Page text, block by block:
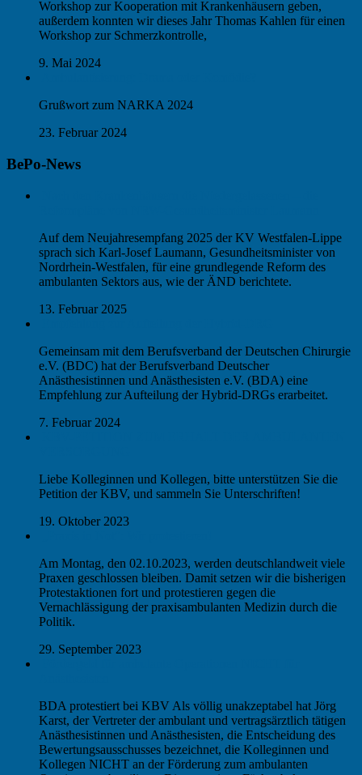
Workshop zur Kooperation mit Krankenhäusern geben,
außerdem konnten wir dieses Jahr Thomas Kahlen für einen
Workshop zur Schmerzkontrolle,
9. Mai 2024
Grußwort zum NARKA 2024
23. Februar 2024
BePo-News
Auf dem Neujahresempfang 2025 der KV Westfalen-Lippe
sprach sich Karl-Josef Laumann, Gesundheitsminister von
Nordrhein-Westfalen, für eine grundlegende Reform des
ambulanten Sektors aus, wie der ÄND berichtete.
13. Februar 2025
Gemeinsam mit dem Berufsverband der Deutschen Chirurgie
e.V. (BDC) hat der Berufsverband Deutscher
Anästhesistinnen und Anästhesisten e.V. (BDA) eine
Empfehlung zur Aufteilung der Hybrid-DRGs erarbeitet.
7. Februar 2024
Liebe Kolleginnen und Kollegen, bitte unterstützen Sie die
Petition der KBV, und sammeln Sie Unterschriften!
19. Oktober 2023
Am Montag, den 02.10.2023, werden deutschlandweit viele
Praxen geschlossen bleiben. Damit setzen wir die bisherigen
Protestaktionen fort und protestieren gegen die
Vernachlässigung der praxisambulanten Medizin durch die
Politik.
29. September 2023
BDA protestiert bei KBV Als völlig unakzeptabel hat Jörg
Karst, der Vertreter der ambulant und vertragsärztlich tätigen
Anästhesistinnen und Anästhesisten, die Entscheidung des
Bewertungsausschusses bezeichnet, die Kolleginnen und
Kollegen NICHT an der Förderung zum ambulanten